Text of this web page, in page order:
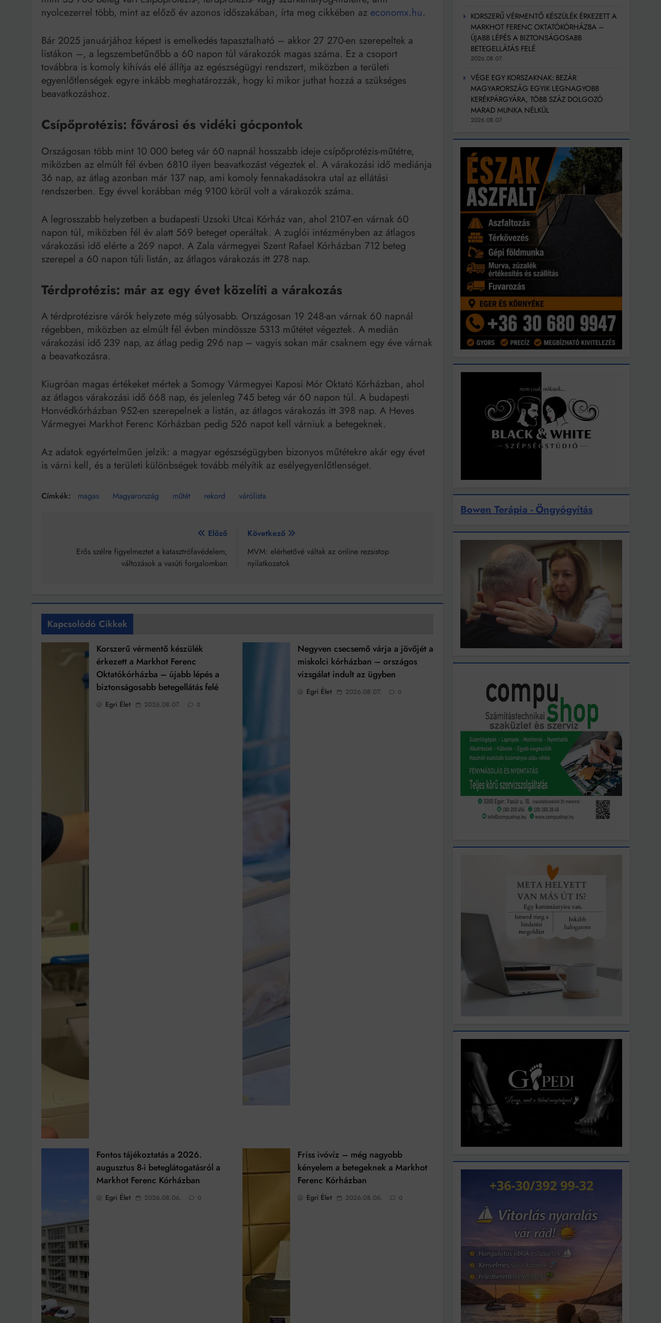
Mindenki a világot akarja uralni – de nem csak a 80-as években
nyolcezerrel több, mint az előző év azonos időszakában, írta meg cikkében az economx.hu.
Bár 2025 januárjához képest is emelkedés tapasztalható – akkor 27 270-en szerepeltek a
listákon –, a legszembetűnőbb a 60 napon túl várakozók magas száma. Ez a csoport
továbbra is komoly kihívás elé állítja az egészségügyi rendszert, miközben a területi
egyenlőtlenségek egyre inkább meghatározzák, hogy ki mikor juthat hozzá a szükséges
beavatkozáshoz.
Csípőprotézis: fővárosi és vidéki gócpontok
Országosan több mint 10 000 beteg vár 60 napnál hosszabb ideje csípőprotézis-műtétre,
miközben az elmúlt fél évben 6810 ilyen beavatkozást végeztek el. A várakozási idő mediánja
36 nap, az átlag azonban már 137 nap, ami komoly fennakadásokra utal az ellátási
rendszerben. Egy évvel korábban még 9100 körül volt a várakozók száma.
A legrosszabb helyzetben a budapesti Uzsoki Utcai Kórház van, ahol 2107-en várnak 60
napon túl, miközben fél év alatt 569 beteget operáltak. A zuglói intézményben az átlagos
várakozási idő elérte a 269 napot. A Zala vármegyei Szent Rafael Kórházban 712 beteg
szerepel a 60 napon túli listán, az átlagos várakozás itt 278 nap.
Térdprotézis: már az egy évet közelíti a várakozás
A térdprotézisre várók helyzete még súlyosabb. Országosan 19 248-an várnak 60 napnál
régebben, miközben az elmúlt fél évben mindössze 5313 műtétet végeztek. A medián
várakozási idő 239 nap, az átlag pedig 296 nap – vagyis sokan már csaknem egy éve várnak
a beavatkozásra.
Kiugróan magas értékeket mértek a Somogy Vármegyei Kaposi Mór Oktató Kórházban, ahol
az átlagos várakozási idő 668 nap, és jelenleg 745 beteg vár 60 napon túl. A budapesti
Honvédkórházban 952-en szerepelnek a listán, az átlagos várakozás itt 398 nap. A Heves
Vármegyei Markhot Ferenc Kórházban pedig 526 napot kell várniuk a betegeknek.
Az adatok egyértelműen jelzik: a magyar egészségügyben bizonyos műtétekre akár egy évet
is várni kell, és a területi különbségek tovább mélyítik az esélyegyenlőtlenséget.
magas Magyarország műtét rekord várólista
navigáció
Előző
Erős szélre figyelmeztet a katasztrófavédelem,
változások a vasúti forgalomban
Következő
MVM: elérhetővé váltak az online rezsistop
nyilatkozatok
Kapcsolódó Cikkek
Korszerű vérmentő készülék
érkezett a Markhot Ferenc
Oktatókórházba – újabb lépés a
biztonságosabb betegellátás felé
Egri Élet 2026.08.07. 0
Negyven csecsemő várja a jövőjét a
miskolci kórházban – országos
vizsgálat indult az ügyben
Egri Élet 2026.08.07. 0
Fontos tájékoztatás a 2026.
augusztus 8-i beteglátogatásról a
Markhot Ferenc Kórházban
Egri Élet 2026.08.06. 0
Friss ivóvíz – még nagyobb
kényelem a betegeknek a Markhot
Ferenc Kórházban
Egri Élet 2026.08.06. 0
KORSZERŰ VÉRMENTŐ KÉSZÜLÉK ÉRKEZETT A
MARKHOT FERENC OKTATÓKÓRHÁZBA –
ÚJABB LÉPÉS A BIZTONSÁGOSABB
BETEGELLÁTÁS FELÉ
2026.08.07.
VÉGE EGY KORSZAKNAK: BEZÁR
MAGYARORSZÁG EGYIK LEGNAGYOBB
KERÉKPÁRGYÁRA, TÖBB SZÁZ DOLGOZÓ
MARAD MUNKA NÉLKÜL
2026.08.07.
Bowen Terápia - Öngyógyítás